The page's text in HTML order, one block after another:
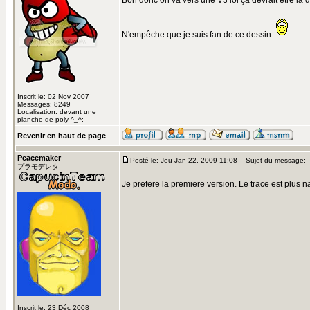
Inscrit le: 02 Nov 2007
Messages: 8249
Localisation: devant une
planche de poly ^_^;
N'empêche que je suis fan de ce dessin
Revenir en haut de page
Peacemaker
プラモデレタ
Inscrit le: 23 Déc 2008
Posté le: Jeu Jan 22, 2009 11:08 Sujet du message:
Je prefere la premiere version. Le trace est plus